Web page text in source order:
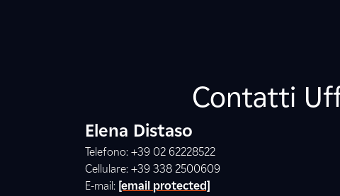
Contatti
Elena Distaso
Telefono: +39 02 62228522
Cellulare: +39 338 2500609
E-mail: [email protected]